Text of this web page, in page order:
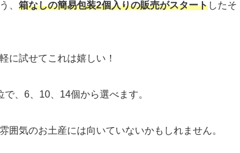
、 箱なしの簡易包装2個入りの販売がスタートしたそ
に試せてこれは嬉しい！
、6、10、14個から選べます。
囲気のお土産には向いていないかもしれません。